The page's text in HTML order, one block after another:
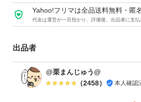
Yahoo!フリマは全品送料無料・匿
代金は運営が一旦預かり、評価後、出品者に支
出品者
@栗まんじゅう@
（2458） 本人確認